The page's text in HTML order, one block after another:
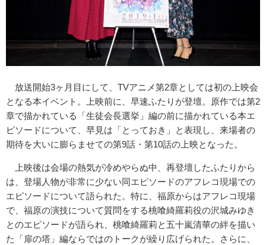
放送開始3ヶ月目にして、TVアニメ第2章としては初の上映会
となる本イベント。上映前に、早速ふたりが登壇。原作では第2
章で描かれている「生徒会長選挙」編の前に描かれている本エ
ピソードについて、早見は「とっておき」と表現し、来場者の
期待を大いに膨らませての第9話・第10話の上映となった。
上映後は会場の熱気が冷めやらぬ中、再登壇したふたりから
は、登場人物が非常に少ない同エピソードのアフレコ現場での
エピソードについて語られた。特に、福原からはアフレコ現場
で、福原の演技について質問をする桃喰綺羅莉役の沢城みゆき
とのエピソードが語られ、桃喰綺羅莉と五十嵐清華の絆を描い
た「扉の塔」編ならではのトークが繰り広げられた。さらに、